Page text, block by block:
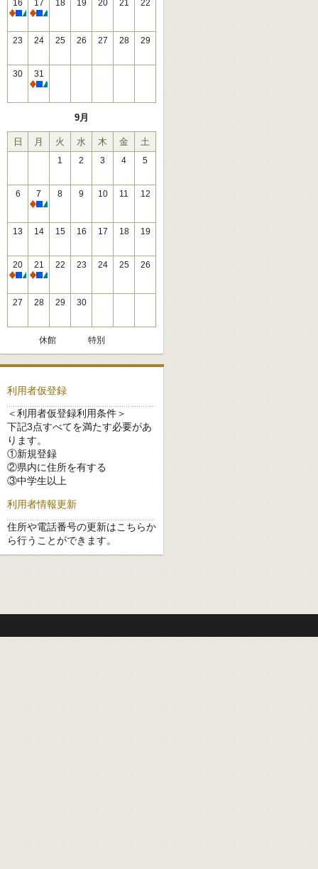
16
休館
17
休館
18 19 20 21 22
23 24 25 26 27 28 29
30
31
休館
9月
日 月 火 水 木 金 土
1 2 3 4 5
6
7
休館
8 9 10 11 12
13 14 15 16 17 18 19
20
休館
21
休館
22 23 24 25 26
27 28 29 30
休館 特別
利用者仮登録
＜利用者仮登録利用条件＞
下記3点すべてを満たす必要があ
ります。
①新規登録
②県内に住所を有する
③中学生以上
利用者情報更新
住所や電話番号の更新はこちらか
ら行うことができます。